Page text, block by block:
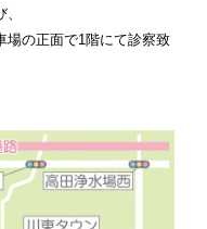
場の正面で1階にて診察致